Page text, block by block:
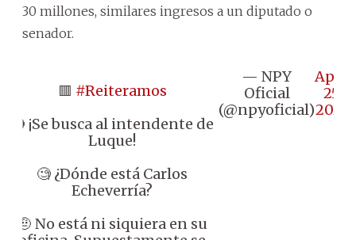
30 millones, similares ingresos a un diputado o
senador.
🟥 #Reiteramos
🔴 ¡Se busca al intendente de
Luque!
🧐 ¿Dónde está Carlos
Echeverría?
🤨 No está ni siquiera en su
— NPY
Oficial
(@npyoficial)
April
25,
2024